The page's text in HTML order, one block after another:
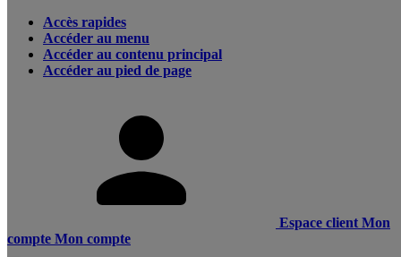
Accès rapides
Accéder au menu
Accéder au contenu principal
Accéder au pied de page
Espace client Mon
compte Mon compte